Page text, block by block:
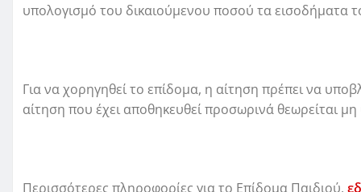
υπολογισμό του δικαιούμενου ποσού τα εισοδήματα
Για να χορηγηθεί το επίδομα, η αίτηση πρέπει να
αίτηση που έχει αποθηκευθεί προσωρινά θεωρείται
Περισσότερες πληροφορίες για το Επίδομα Παιδιού,